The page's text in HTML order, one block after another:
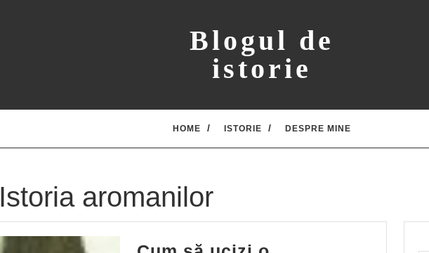
Blogul de
istorie
HOME ISTORIE DESPRE MINE
Istoria aromanilor